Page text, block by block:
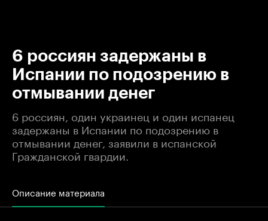
6 россиян задержаны в
Испании по подозрению в
отмывании денег
6 россиян, один украинец и один испанец
задержаны в Испании по подозрению в
отмывании денег, заявили в испанской
Гражданской гвардии.
Описание материала